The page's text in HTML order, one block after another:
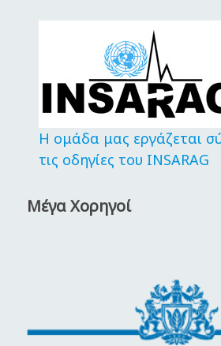
Η ομάδα μας εργάζεται
τις οδηγίες του INSARAG
Μέγα Χορηγοί